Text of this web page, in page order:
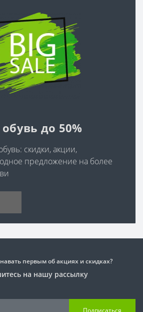
на овчине
зимние ботинки
ботинки женские
на каблуке
на платформе
недорого
женские
с натуральным мехом
натуральная кожа - распродажа,
женские
женские
женские на осень
на осень
до 50%
скидки, акции,
предложение на более
первым об акциях и скидках?
на нашу рассылку
Подписаться